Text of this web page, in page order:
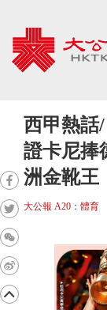
西甲熱話
證卡尼捧
洲金靴王
大公報 A20：體育